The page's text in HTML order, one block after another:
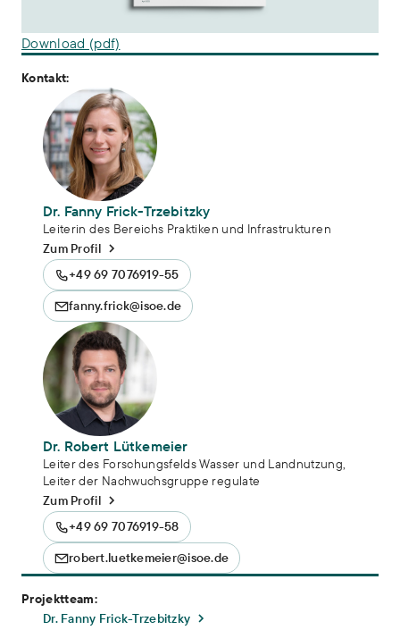
Download (pdf)
Kontakt:
Dr. Fanny Frick-Trzebitzky
Leiterin des Bereichs Praktiken und Infrastrukturen
Zum Profil
+49 69 7076919-55
fanny.frick@isoe.de
Dr. Robert Lütkemeier
Leiter des Forschungsfelds Wasser und Landnutzung,
Leiter der Nachwuchsgruppe regulate
Zum Profil
+49 69 7076919-58
robert.luetkemeier@isoe.de
Projektteam:
Dr. Fanny Frick-Trzebitzky